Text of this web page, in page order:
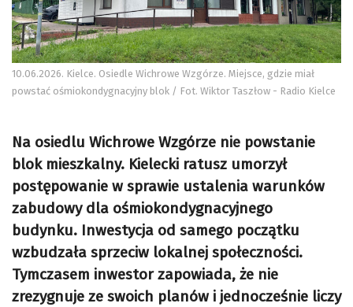
10.06.2026. Kielce. Osiedle Wichrowe Wzgórze. Miejsce, gdzie miał
powstać ośmiokondygnacyjny blok / Fot. Wiktor Taszłow - Radio Kielce
Na osiedlu Wichrowe Wzgórze nie powstanie
blok mieszkalny. Kielecki ratusz umorzył
postępowanie w sprawie ustalenia warunków
zabudowy dla ośmiokondygnacyjnego
budynku. Inwestycja od samego początku
wzbudzała sprzeciw lokalnej społeczności.
Tymczasem inwestor zapowiada, że nie
zrezygnuje ze swoich planów i jednocześnie liczy